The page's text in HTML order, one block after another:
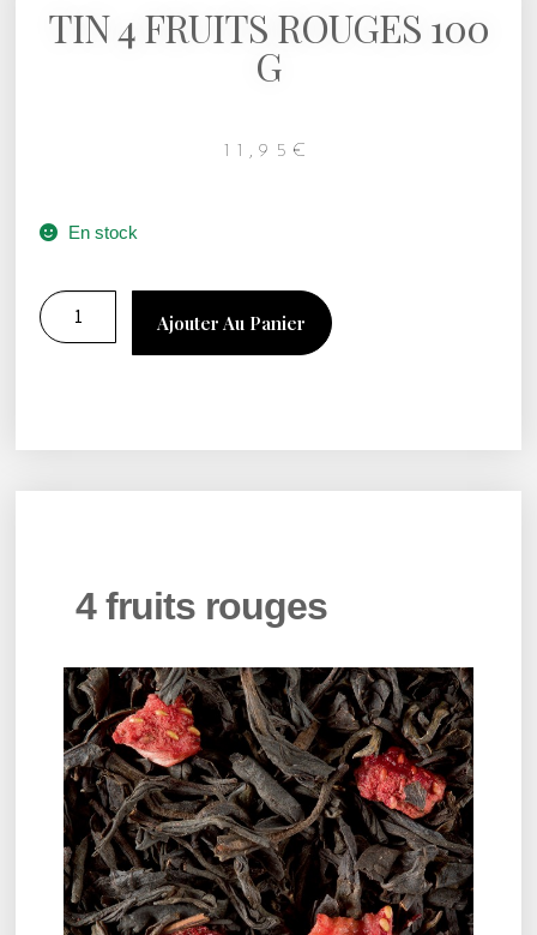
TIN 4 FRUITS ROUGES 100
G
11,95 €
En stock
Ajouter Au Panier
4 fruits rouges